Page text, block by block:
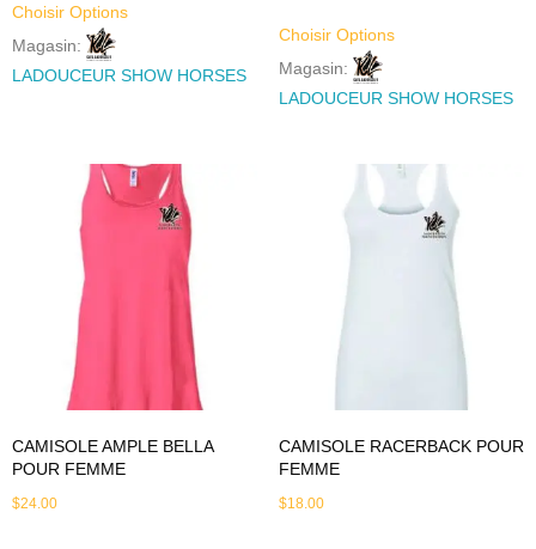
Choisir Options
Magasin:
LADOUCEUR SHOW HORSES
Choisir Options
Magasin:
LADOUCEUR SHOW HORSES
CAMISOLE AMPLE BELLA
POUR FEMME
$24.00
CAMISOLE RACERBACK POUR
FEMME
$18.00